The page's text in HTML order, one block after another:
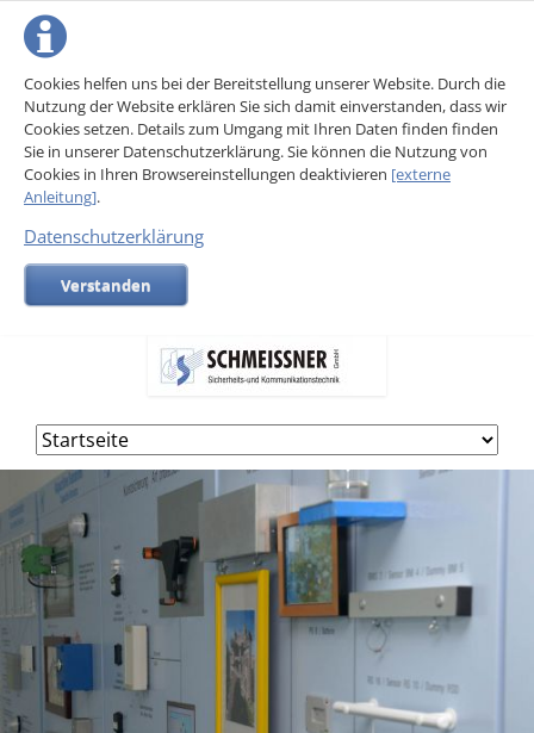
Cookies helfen uns bei der Bereitstellung unserer Website. Durch die
Nutzung der Website erklären Sie sich damit einverstanden, dass wir
Cookies setzen. Details zum Umgang mit Ihren Daten finden finden
Sie in unserer Datenschutzerklärung. Sie können die Nutzung von
Cookies in Ihren Browsereinstellungen deaktivieren [externe
Anleitung].
Datenschutzerklärung
Verstanden
Navigation
überspringen